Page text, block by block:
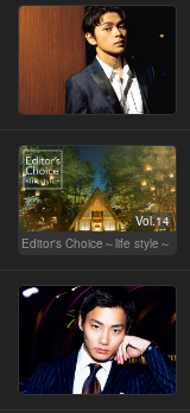
Vol.14
Editor's Choice～life style～